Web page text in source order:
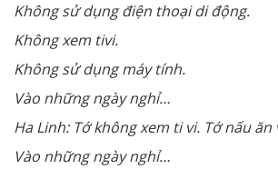
Không sử dụng điện thoại di động.
Không xem tivi.
Không sử dụng máy tính.
Vào những ngày nghỉ…
Ha Linh: Tớ không xem ti vi. Tớ nấu ăn
Vào những ngày nghỉ…